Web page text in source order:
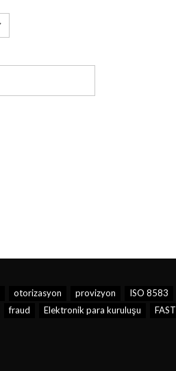
otorizasyon provizyon ISO 8583
fraud Elektronik para kuruluşu FAST